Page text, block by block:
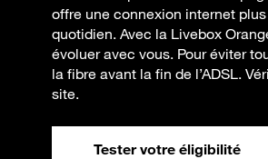
offre une connexion internet
quotidien. Avec la Livebox
évoluer avec vous. Pour éviter
la fibre avant la fin de l’ADSL.
site.
Tester votre éligibilité